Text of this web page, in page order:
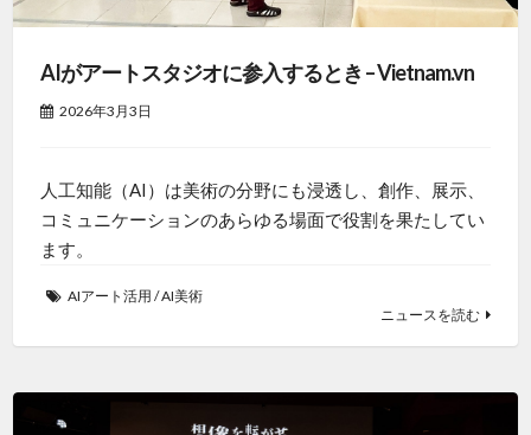
AIがアートスタジオに参入するとき – Vietnam.vn
2026年3月3日
人工知能（AI）は美術の分野にも浸透し、創作、展示、
コミュニケーションのあらゆる場面で役割を果たしてい
ます。
AIアート活用 /AI美術
ニュースを読む